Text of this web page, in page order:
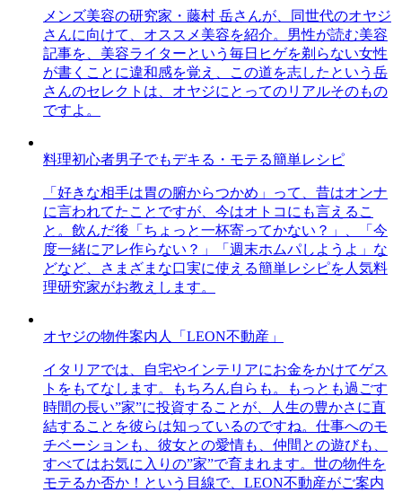
メンズ美容の研究家・藤村 岳さんが、同世代のオヤジ
さんに向けて、オススメ美容を紹介。男性が読む美容
記事を、美容ライターという毎日ヒゲを剃らない女性
が書くことに違和感を覚え、この道を志したという岳
さんのセレクトは、オヤジにとってのリアルそのもの
ですよ。
料理初心者男子でもデキる・モテる簡単レシピ
「好きな相手は胃の腑からつかめ」って、昔はオンナ
に言われてたことですが、今はオトコにも言えるこ
と。飲んだ後「ちょっと一杯寄ってかない？」、「今
度一緒にアレ作らない？」「週末ホムパしようよ」な
どなど、さまざまな口実に使える簡単レシピを人気料
理研究家がお教えします。
オヤジの物件案内人「LEON不動産」
イタリアでは、自宅やインテリアにお金をかけてゲス
トをもてなします。もちろん自らも。もっとも過ごす
時間の長い”家”に投資することが、人生の豊かさに直
結することを彼らは知っているのですね。仕事へのモ
チベーションも、彼女との愛情も、仲間との遊びも、
すべてはお気に入りの”家”で育まれます。世の物件を
モテるか否か！という目線で、LEON不動産がご案内